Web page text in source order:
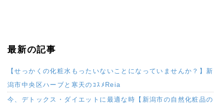
最新の記事
【せっかくの化粧水もったいないことになっていませんか？】新
潟市中央区ハーブと寒天のｺｽﾒReia
今、デトックス・ダイエットに最適な時【新潟市の自然化粧品の